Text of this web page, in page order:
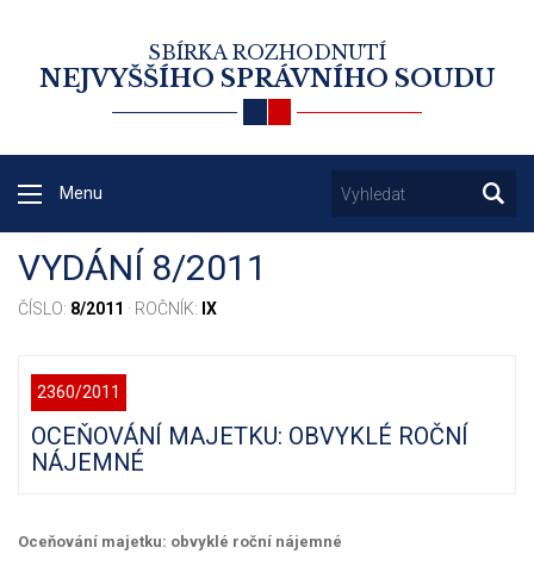
SBÍRKA ROZHODNUTÍ
NEJVYŠŠÍHO SPRÁVNÍHO SOUDU
Menu
VYDÁNÍ 8/2011
ČÍSLO: 8/2011 · ROČNÍK: IX
2360/2011
OCEŇOVÁNÍ MAJETKU: OBVYKLÉ ROČNÍ
NÁJEMNÉ
Oceňování majetku: obvyklé roční nájemné